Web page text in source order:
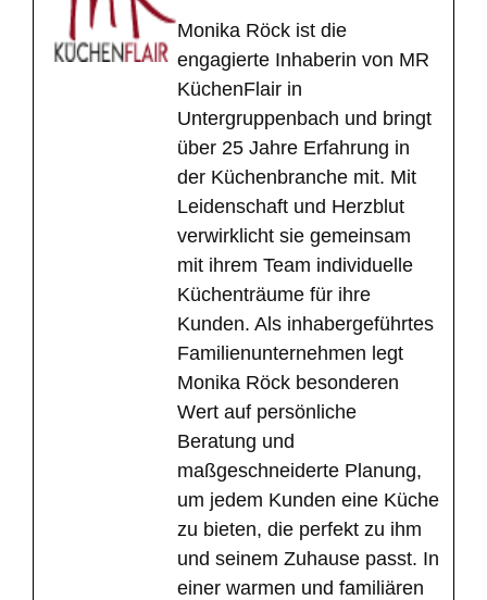
Monika Röck ist die
engagierte Inhaberin von MR
KüchenFlair in
Untergruppenbach und bringt
über 25 Jahre Erfahrung in
der Küchenbranche mit. Mit
Leidenschaft und Herzblut
verwirklicht sie gemeinsam
mit ihrem Team individuelle
Küchenträume für ihre
Kunden. Als inhabergeführtes
Familienunternehmen legt
Monika Röck besonderen
Wert auf persönliche
Beratung und
maßgeschneiderte Planung,
um jedem Kunden eine Küche
zu bieten, die perfekt zu ihm
und seinem Zuhause passt. In
einer warmen und familiären